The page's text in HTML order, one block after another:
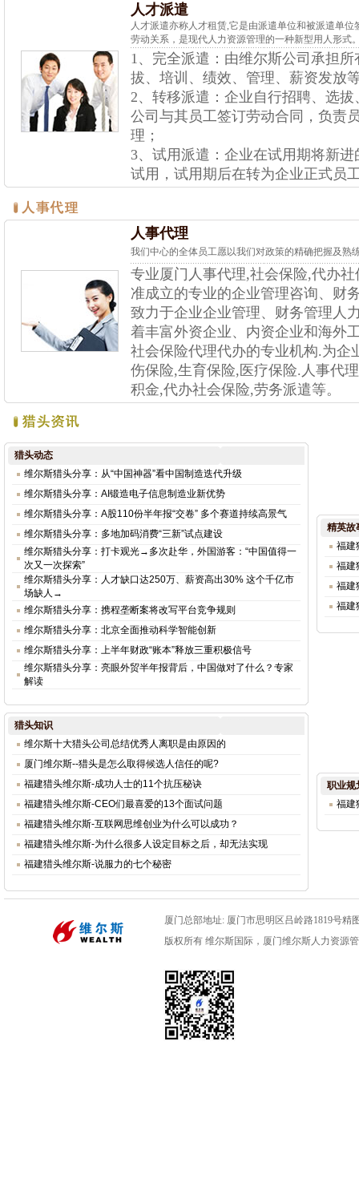
人才派遣
人才派遣亦称人才租赁,它是由派遣单位和被派遣单
劳动关系，是现代人力资源管理的一种新型用人形式
1、完全派遣：由维尔斯公司承担
拔、培训、绩效、管理、薪资发放
2、转移派遣：企业自行招聘、选
公司与其员工签订劳动合同，负责
理；
3、试用派遣：企业在试用期将新
试用，试用期后在转为企业正式员
人事代理
我们中心的全体员工愿以我们对政策的精确把握及熟
专业厦门人事代理,社会保险,代办
准成立的专业的企业管理咨询、财
致力于企业企业管理、财务管理人
着丰富外资企业、内资企业和海外
社会保险代理代办的专业机构.为企
伤保险,生育保险,医疗保险.人事代
积金,代办社会保险,劳务派遣等。
猎头动态
维尔斯猎头分享：从“中国神器”看中国制造迭代升级
维尔斯猎头分享：AI锻造电子信息制造业新优势
维尔斯猎头分享：A股110份半年报“交卷” 多个赛道持续高景气
维尔斯猎头分享：多地加码消费“三新”试点建设
维尔斯猎头分享：打卡观光→多次赴华，外国游客：“中国值得一
次又一次探索”
维尔斯猎头分享：人才缺口达250万、薪资高出30% 这个千亿市
场缺人→
维尔斯猎头分享：携程垄断案将改写平台竞争规则
维尔斯猎头分享：北京全面推动科学智能创新
维尔斯猎头分享：上半年财政“账本”释放三重积极信号
维尔斯猎头分享：亮眼外贸半年报背后，中国做对了什么？专家
解读
精英故
福建
福建
福建
福建
猎头知识
维尔斯十大猎头公司总结优秀人离职是由原因的
厦门维尔斯--猎头是怎么取得候选人信任的呢?
福建猎头维尔斯-成功人士的11个抗压秘诀
福建猎头维尔斯-CEO们最喜爱的13个面试问题
福建猎头维尔斯-互联网思维创业为什么可以成功？
福建猎头维尔斯-为什么很多人设定目标之后，却无法实现
福建猎头维尔斯-说服力的七个秘密
职业规
福建
厦门总部地址: 厦门市思明区吕岭路1819号精
版权所有 维尔斯国际，厦门维尔斯人力资源